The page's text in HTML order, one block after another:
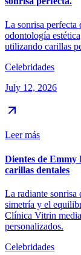
La sonrisa perfecta
odontología
utilizando carillas
Celebridades
July 12, 2026
Leer más
Dientes de Emmy
carillas dentales
La radiante sonrisa
simetría y el
Clínica Vitrin
personalizados.
Celebridades